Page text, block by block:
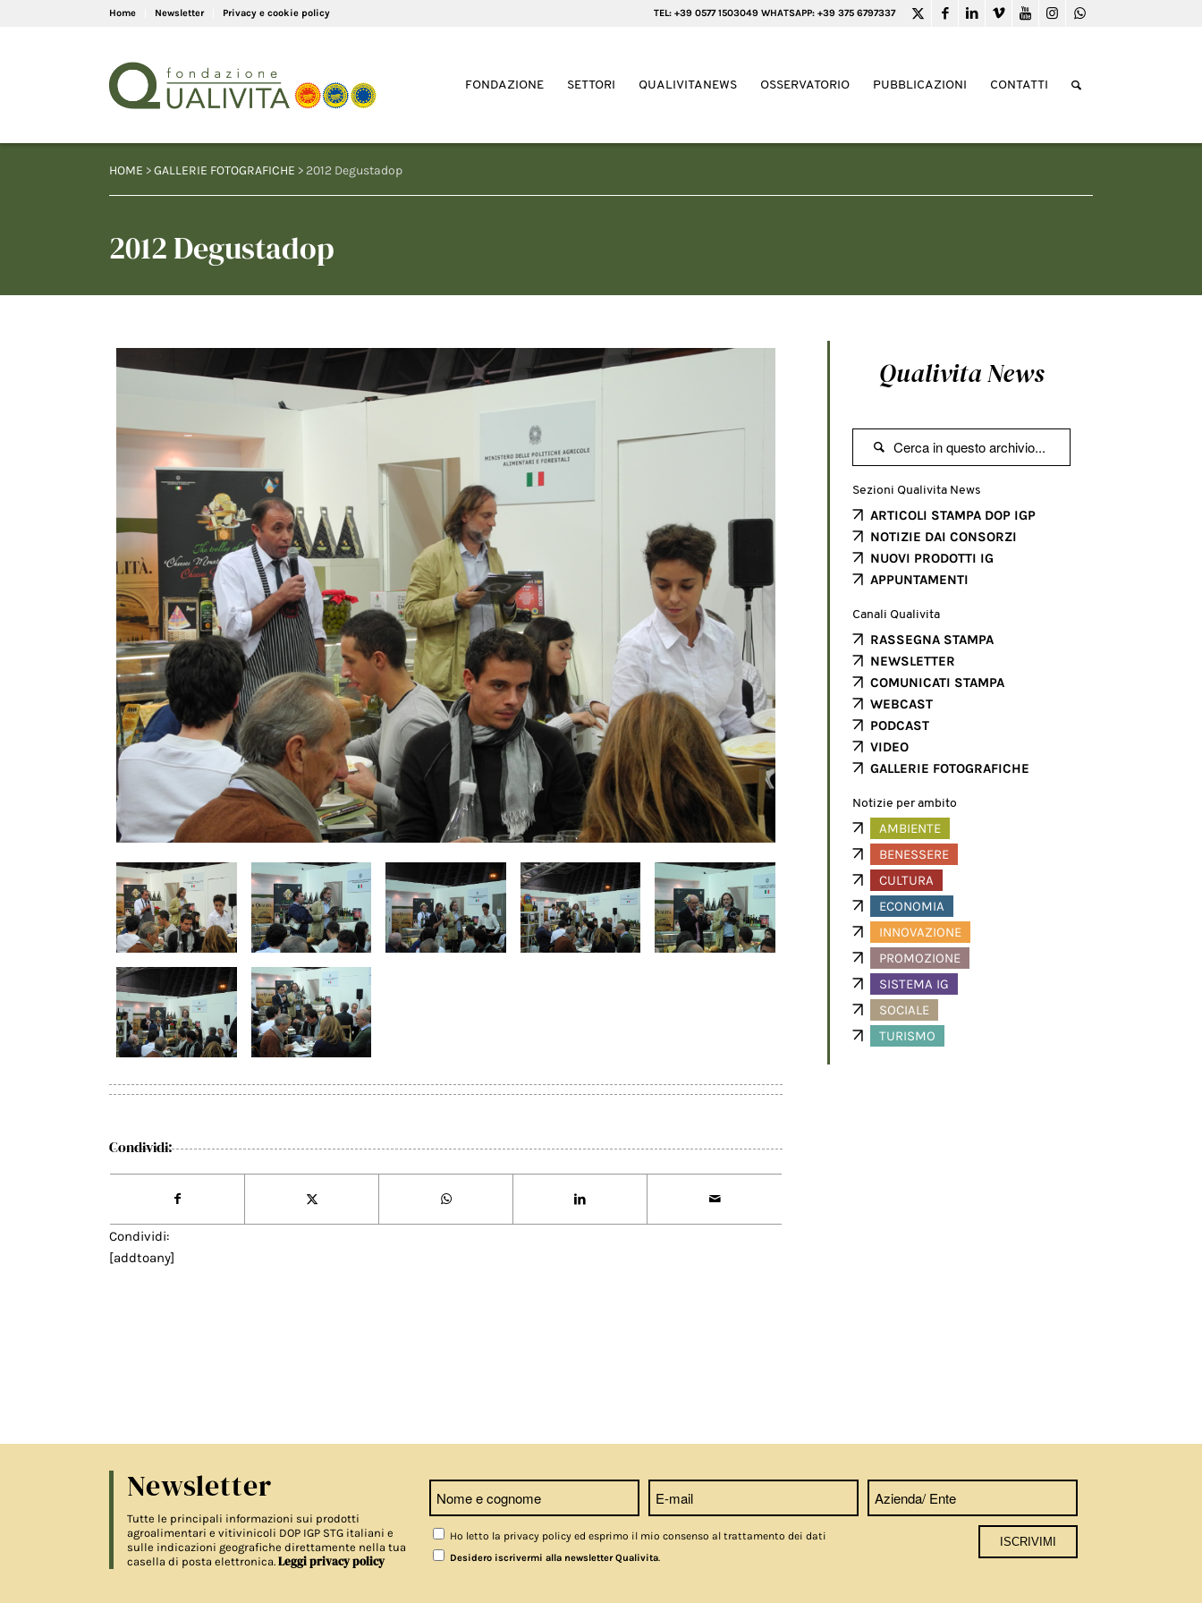
Home Newsletter Privacy e cookie policy TEL: +39 0577 1503049 WHATSAPP: +39 375 6797337
FONDAZIONE SETTORI QUALIVITANEWS OSSERVATORIO PUBBLICAZIONI CONTATTI
HOME >GALLERIE FOTOGRAFICHE > 2012 Degustadop
2012 Degustadop
Condividi:
Condividi:
[addtoany]
Qualivita News

Sezioni Qualivita News
ARTICOLI STAMPA DOP IGP
NOTIZIE DAI CONSORZI
NUOVI PRODOTTI IG
APPUNTAMENTI
Canali Qualivita
RASSEGNA STAMPA
NEWSLETTER
COMUNICATI STAMPA
WEBCAST
PODCAST
VIDEO
GALLERIE FOTOGRAFICHE
Notizie per ambito
AMBIENTE
BENESSERE
CULTURA
ECONOMIA
INNOVAZIONE
PROMOZIONE
SISTEMA IG
SOCIALE
TURISMO
Newsletter
Tutte le principali informazioni sui prodotti
agroalimentari e vitivinicoli DOP IGP STG italiani e
sulle indicazioni geografiche direttamente nella tua
casella di posta elettronica. Leggi privacy policy
Ho letto la privacy policy ed esprimo il mio consenso al trattamento dei dati
Desidero iscrivermi alla newsletter Qualivita